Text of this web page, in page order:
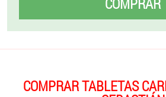
COMPRAR TABLETAS